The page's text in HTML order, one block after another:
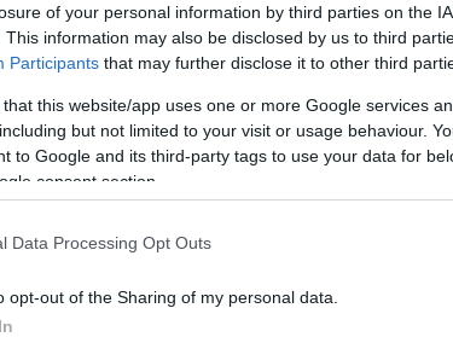
of your personal information by third parties on the
This information may also be disclosed by us to third
Participants that may further disclose it to other third
that this website/app uses one or more Google services
but not limited to your visit or usage behaviour.
to Google and its third-party tags to use your data for
consent section.
Data Processing Opt Outs
opt-out of the Sharing of my personal data.